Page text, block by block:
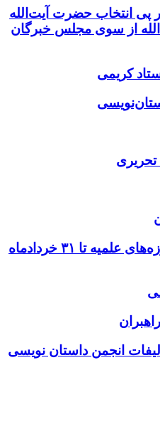
پی انتخاب حضرت آیت‌الله
از سوی مجلس خبرگان
کریمی
ثبت‌نام داوطلبان ورود به حوزه‌های علمیه تا ۳۱ خردادماه
انجمن داستان نویسی